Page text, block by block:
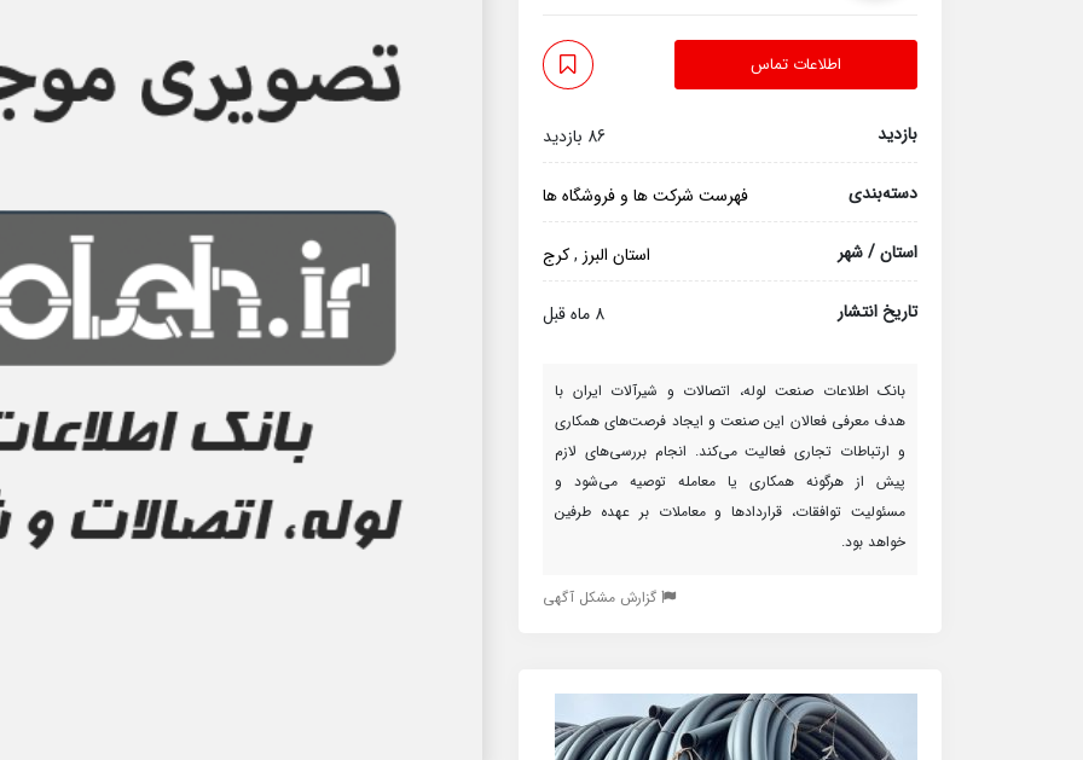
اطلاعات تماس
بازدید 86 بازدید
دسته‌بندی فهرست شرکت ها و فروشگاه ها
استان / شهر استان البرز ,کرج
تاریخ انتشار 8 ماه قبل
بانک اطلاعات صنعت لوله، اتصالات و شیرآلات ایران با
هدف معرفی فعالان این صنعت و ایجاد فرصت‌های همکاری
و ارتباطات تجاری فعالیت می‌کند. انجام بررسی‌های لازم
پیش از هرگونه همکاری یا معامله توصیه می‌شود و
مسئولیت توافقات، قراردادها و معاملات بر عهده طرفین
خواهد بود.
گزارش مشکل آگهی